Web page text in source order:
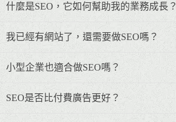
什麼是SEO，它如何幫助我的業務成長？
我已經有網站了，還需要做SEO嗎？
小型企業也適合做SEO嗎？
SEO是否比付費廣告更好？